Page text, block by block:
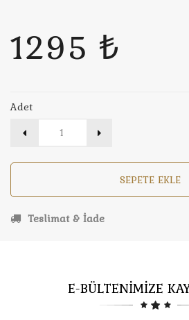
1295 ₺
Adet
SEPETE EKLE
Teslimat & İade
E-BÜLTENİMİZE